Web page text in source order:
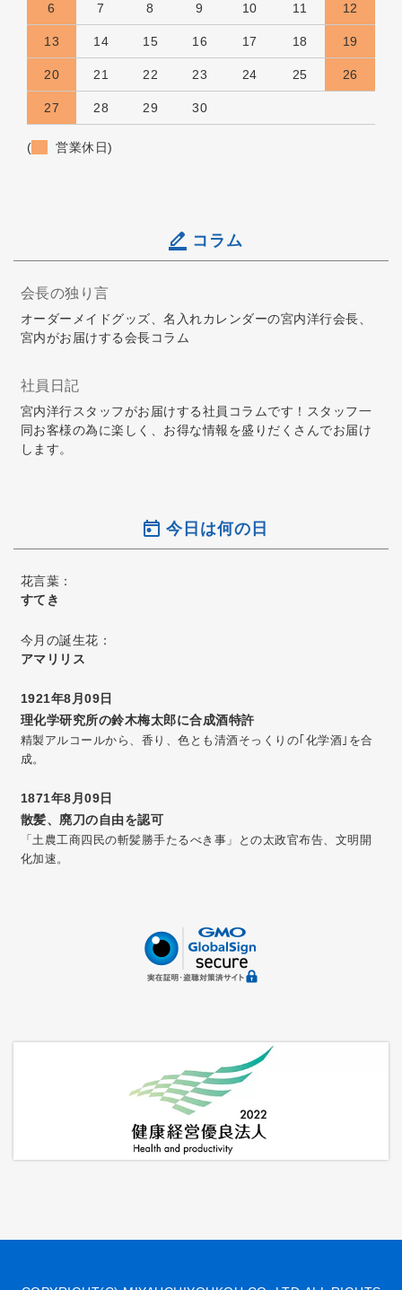
6 7 8 9 10 11 12
13 14 15 16 17 18 19
20 21 22 23 24 25 26
27 28 29 30
( 営業休日)
コラム
会長の独り言
オーダーメイドグッズ、名入れカレンダーの宮内洋行会長、
宮内がお届けする会長コラム
社員日記
宮内洋行スタッフがお届けする社員コラムです！スタッフ一
同お客様の為に楽しく、お得な情報を盛りだくさんでお届け
します。
今日は何の日
花言葉：
すてき
今月の誕生花：
アマリリス
1921年8月09日
理化学研究所の鈴木梅太郎に合成酒特許
精製アルコールから、香り、色とも清酒そっくりの｢化学酒｣を合
成。
1871年8月09日
散髪、廃刀の自由を認可
「土農工商四民の斬髪勝手たるべき事」との太政官布告、文明開
化加速。